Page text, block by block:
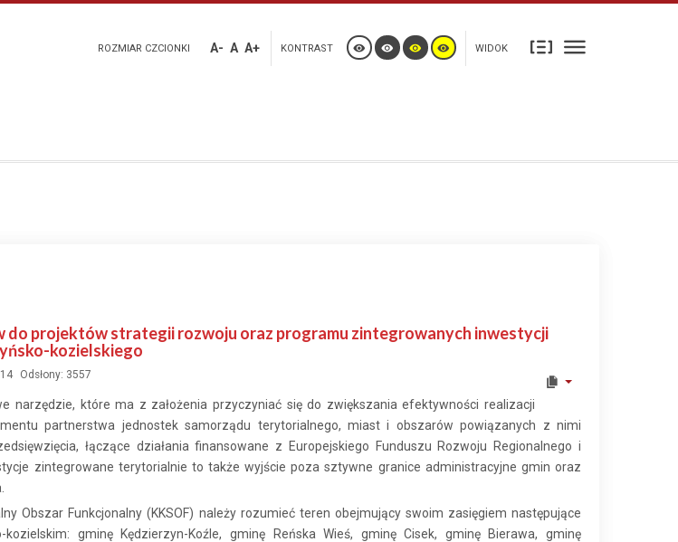
ROZMIAR CZCIONKI A- A A+ KONTRAST WIDOK
do projektów strategii rozwoju oraz programu zintegrowanych inwestycji
kozielskiego
Odsłony: 3557
narzędzie, które ma z założenia przyczyniać się do zwiększania efektywności realizacji
partnerstwa jednostek samorządu terytorialnego, miast i obszarów powiązanych z nimi
łączące działania finansowane z Europejskiego Funduszu Rozwoju Regionalnego i
zintegrowane terytorialnie to także wyjście poza sztywne granice administracyjne gmin oraz
Obszar Funkcjonalny (KKSOF) należy rozumieć teren obejmujący swoim zasięgiem następujące
gminę Kędzierzyn-Koźle, gminę Reńska Wieś, gminę Cisek, gminę Bierawa, gminę